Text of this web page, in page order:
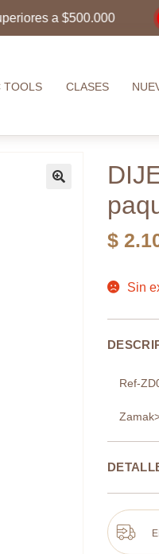
a $500.000
TOOLS CLASES
$
Sin
Ref-